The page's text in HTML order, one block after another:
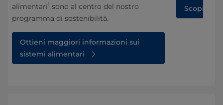
alimentari1 sono al centro del nostro
programma di sostenibilità.
Ottieni maggiori informazioni sui
sistemi alimentari
Scopri di